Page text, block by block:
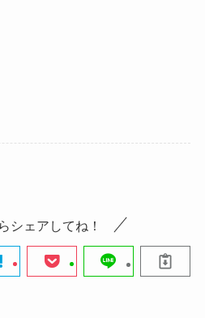
シェアしてね！